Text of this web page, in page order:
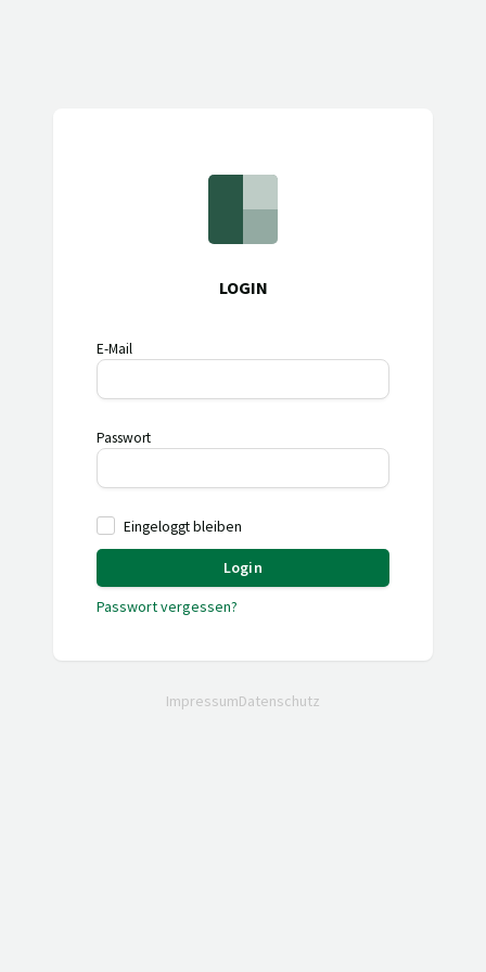
LOGIN
E-Mail
Passwort
Eingeloggt bleiben
Login
Passwort vergessen?
ImpressumDatenschutz